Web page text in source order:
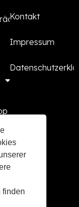
finden
Kontakt
Impressum